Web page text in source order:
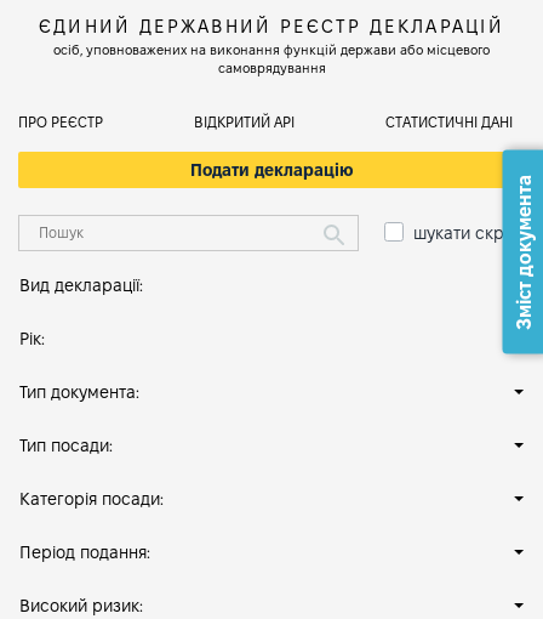
ЄДИНИЙ ДЕРЖАВНИЙ РЕЄСТР ДЕКЛАРАЦІЙ
осіб, уповноважених на виконання функцій держави або місцевого
самоврядування
ПРО РЕЄСТР ВІДКРИТИЙ АРІ СТАТИСТИЧНІ ДАНІ
Подати декларацію
шукати скрізь
Вид декларації:
Рік:
Тип документа:
Тип посади:
Категорія посади:
Період подання:
Високий ризик:
Зміст документа